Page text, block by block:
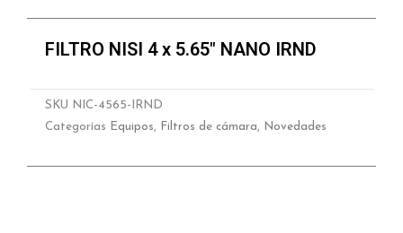
FILTRO NISI 4 x 5.65″ NANO IRND
SKU
NIC-4565-IRND
Categorías
Equipos, Filtros de cámara, Novedades